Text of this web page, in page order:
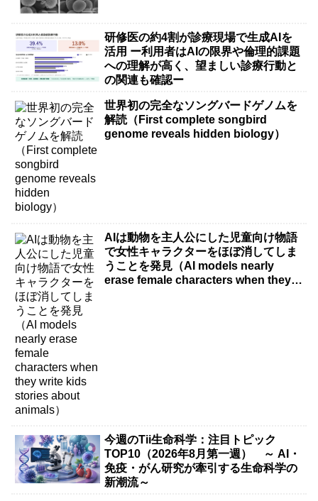
研修医の約4割が診療現場で生成AIを
活用 ー利用者はAIの限界や倫理的課題
への理解が高く、望ましい診療行動と
の関連も確認ー
世界初の完全なソングバードゲノムを
解読（First complete songbird
genome reveals hidden biology）
AIは動物を主人公にした児童向け物語
で女性キャラクターをほぼ消してしま
うことを発見（AI models nearly
erase female characters when they
今週のTii生命科学：注目トピック
TOP10（2026年8月第一週） ～ AI・
免疫・がん研究が牽引する生命科学の
新潮流～